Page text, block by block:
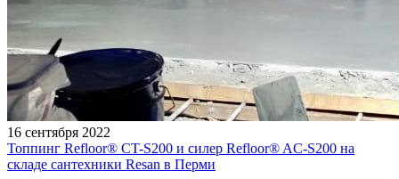
16 сентября 2022
Топпинг Refloor®️ CT-S200 и силер Refloor®️ AC-S200 на
складе сантехники Resan в Перми